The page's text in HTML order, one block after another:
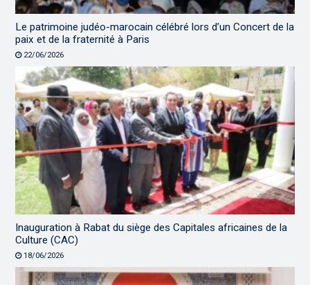
Le patrimoine judéo-marocain célébré lors d’un Concert de la
paix et de la fraternité à Paris
22/06/2026
Inauguration à Rabat du siège des Capitales africaines de la
Culture (CAC)
18/06/2026